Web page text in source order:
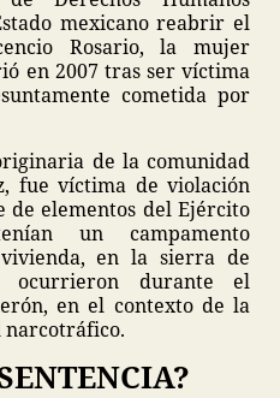
mexicano reabrir el
Rosario, la mujer
en 2007 tras ser víctima
cometida por
de la comunidad
fue víctima de violación
de elementos del Ejército
un campamento
en la sierra de
ocurrieron durante el
en el contexto de la